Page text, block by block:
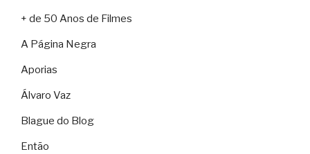
+ de 50 Anos de Filmes
A Página Negra
Aporias
Álvaro Vaz
Blague do Blog
Então